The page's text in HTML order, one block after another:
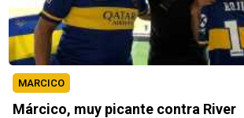
MARCICO
Márcico, muy picante contra River